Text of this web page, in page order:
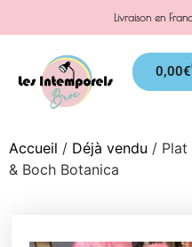
Livraison en
0,00€
Accueil / Déjà vendu / Plat
& Boch Botanica